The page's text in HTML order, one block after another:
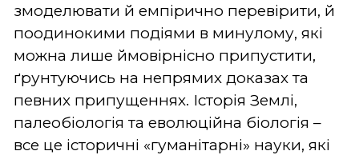
змоделювати й емпірично перевірити, й
поодинокими подіями в минулому, які
можна лише ймовірнісно припустити,
ґрунтуючись на непрямих доказах та
певних припущеннях. Історія Землі,
палеобіологія та еволюційна біологія –
все це історичні «гуманітарні» науки, які